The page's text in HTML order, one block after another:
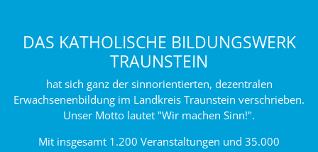
DAS KATHOLISCHE BILDUNGSWERK
TRAUNSTEIN
hat sich ganz der sinnorientierten, dezentralen
Erwachsenenbildung im Landkreis Traunstein verschrieben.
Unser Motto lautet "Wir machen Sinn!".
Mit insgesamt 1.200 Veranstaltungen und 35.000